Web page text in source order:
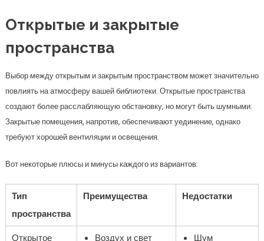
Открытые и закрытые
пространства
Выбор между открытым и закрытым пространством может значительно
повлиять на атмосферу вашей библиотеки. Открытые пространства
создают более расслабляющую обстановку, но могут быть шумными.
Закрытые помещения, напротив, обеспечивают уединение, однако
требуют хорошей вентиляции и освещения.
Вот некоторые плюсы и минусы каждого из вариантов:
Тип
пространства
Преимущества Недостатки
Открытое
Воздух и свет
Шум